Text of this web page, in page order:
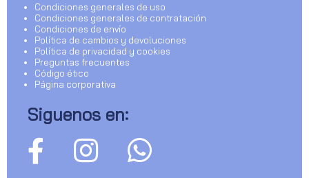
Condiciones generales de uso
Condiciones generales de contratación
Condiciones de envío
Política de cambios y devoluciones
Política de privacidad y cookies
Preguntas frecuentes
Código ético
Página corporativa
Siguenos en: